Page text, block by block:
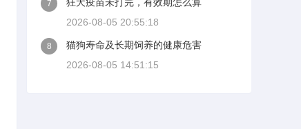
7
2026-08-05 20:55:18
8
猫狗寿命及长期饲养的健康危害
2026-08-05 14:51:15